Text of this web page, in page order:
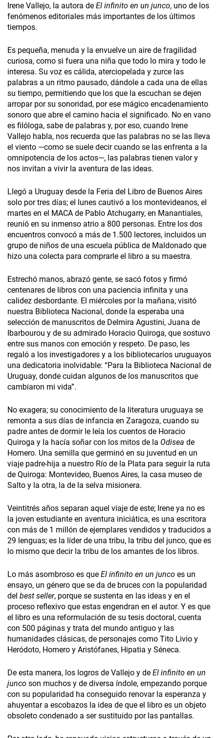
Irene Vallejo, la autora de El infinito en un junco, uno de los
fenómenos editoriales más importantes de los últimos
tiempos.
Es pequeña, menuda y la envuelve un aire de fragilidad
curiosa, como si fuera una niña que todo lo mira y todo le
interesa. Su voz es cálida, aterciopelada y zurce las
palabras a un ritmo pausado, dándole a cada una de ellas
su tiempo, permitiendo que los que la escuchan se dejen
arropar por su sonoridad, por ese mágico encadenamiento
sonoro que abre el camino hacia el significado. No en vano
es filóloga, sabe de palabras y, por eso, cuando Irene
Vallejo habla, nos recuerda que las palabras no se las lleva
el viento —como se suele decir cuando se las enfrenta a la
omnipotencia de los actos—, las palabras tienen valor y
nos invitan a vivir la aventura de las ideas.
Llegó a Uruguay desde la Feria del Libro de Buenos Aires
solo por tres días; el lunes cautivó a los montevideanos, el
martes en el MACA de Pablo Atchugarry, en Manantiales,
reunió en su inmenso atrio a 800 personas. Entre los dos
encuentros convocó a más de 1.500 lectores, incluidos un
grupo de niños de una escuela pública de Maldonado que
hizo una colecta para comprarle el libro a su maestra.
Estrechó manos, abrazó gente, se sacó fotos y firmó
centenares de libros con una paciencia infinita y una
calidez desbordante. El miércoles por la mañana, visitó
nuestra Biblioteca Nacional, donde la esperaba una
selección de manuscritos de Delmira Agustini, Juana de
Ibarbourou y de su admirado Horacio Quiroga, que sostuvo
entre sus manos con emoción y respeto. De paso, les
regaló a los investigadores y a los bibliotecarios uruguayos
una dedicatoria inolvidable: “Para la Biblioteca Nacional de
Uruguay, donde cuidan algunos de los manuscritos que
cambiaron mi vida”.
No exagera; su conocimiento de la literatura uruguaya se
remonta a sus días de infancia en Zaragoza, cuando su
padre antes de dormir le leía los cuentos de Horacio
Quiroga y la hacía soñar con los mitos de la Odisea de
Homero. Una semilla que germinó en su juventud en un
viaje padre-hija a nuestro Río de la Plata para seguir la ruta
de Quiroga: Montevideo, Buenos Aires, la casa museo de
Salto y la otra, la de la selva misionera.
Veintitrés años separan aquel viaje de este; Irene ya no es
la joven estudiante en aventura iniciática, es una escritora
con más de 1 millón de ejemplares vendidos y traducidos a
29 lenguas; es la líder de una tribu, la tribu del junco, que es
lo mismo que decir la tribu de los amantes de los libros.
Lo más asombroso es que El infinito en un junco es un
ensayo, un género que se da de bruces con la popularidad
del best seller, porque se sustenta en las ideas y en el
proceso reflexivo que estas engendran en el autor. Y es que
el libro es una reformulación de su tesis doctoral, cuenta
con 500 páginas y trata del mundo antiguo y las
humanidades clásicas, de personajes como Tito Livio y
Heródoto, Homero y Aristófanes, Hipatia y Séneca.
De esta manera, los logros de Vallejo y de El infinito en un
junco son muchos y de diversa índole, empezando porque
con su popularidad ha conseguido renovar la esperanza y
ahuyentar a escobazos la idea de que el libro es un objeto
obsoleto condenado a ser sustituido por las pantallas.